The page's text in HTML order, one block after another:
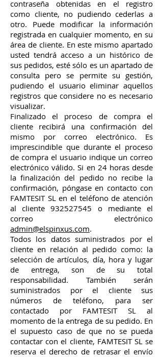
contraseña obtenidas en el registro
como cliente, no pudiendo cederlas a
otro. Puede modificar la información
registrada en cualquier momento, en su
área de cliente. En este mismo apartado
usted tendrá acceso a un histórico de
sus pedidos, esté sólo es un apartado de
consulta pero se permite su gestión,
pudiendo el usuario eliminar aquellos
registros que considere no es necesario
visualizar.
Finalizado el proceso de compra el
cliente recibirá una confirmación del
mismo por correo electrónico. Es
imprescindible que durante el proceso
de compra el usuario indique un correo
electrónico válido. Si en 24 horas desde
la finalización del pedido no recibe la
confirmación, póngase en contacto con
FAMTESIT SL en el teléfono de atención
al cliente932527545 o mediante el
correo electrónico
admin@elspinxus.com.
Todos los datos suministrados por el
cliente en relación al pedido como: la
selección de artículos, día, hora y lugar
de entrega, son de su total
responsabilidad. También serán
suministrados por el cliente sus
números de teléfono, para ser
contactado por FAMTESIT SL al
momento de la entrega de su pedido. En
el supuesto caso de que no se pueda
contactar con el cliente, FAMTESIT SL se
reserva el derecho de retrasar el envío